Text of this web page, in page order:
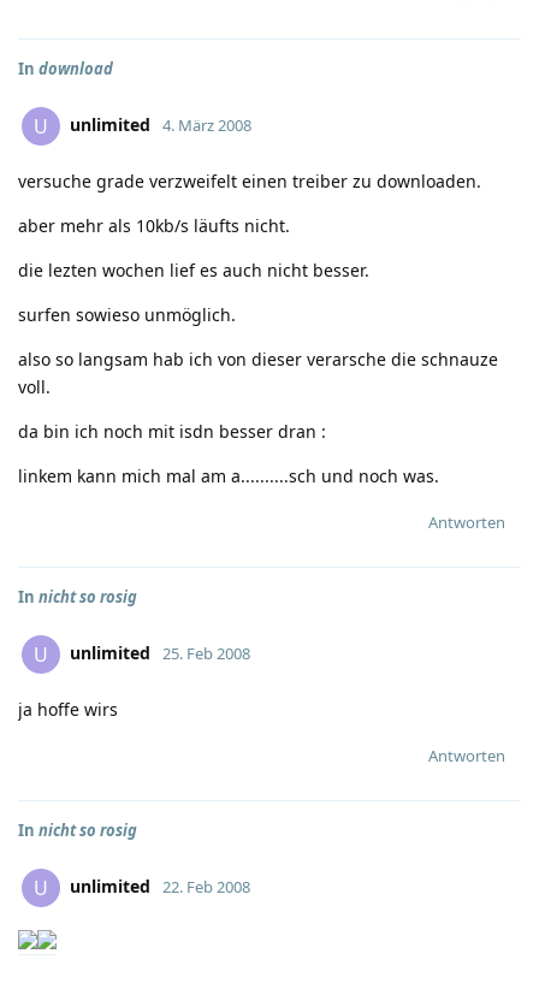
In download
U unlimited 4. März 2008
versuche grade verzweifelt einen treiber zu downloaden.
aber mehr als 10kb/s läufts nicht.
die lezten wochen lief es auch nicht besser.
surfen sowieso unmöglich.
also so langsam hab ich von dieser verarsche die schnauze
voll.
da bin ich noch mit isdn besser dran :
linkem kann mich mal am a..........sch und noch was.
Antworten
In nicht so rosig
U unlimited 25. Feb 2008
ja hoffe wirs
Antworten
In nicht so rosig
U unlimited 22. Feb 2008